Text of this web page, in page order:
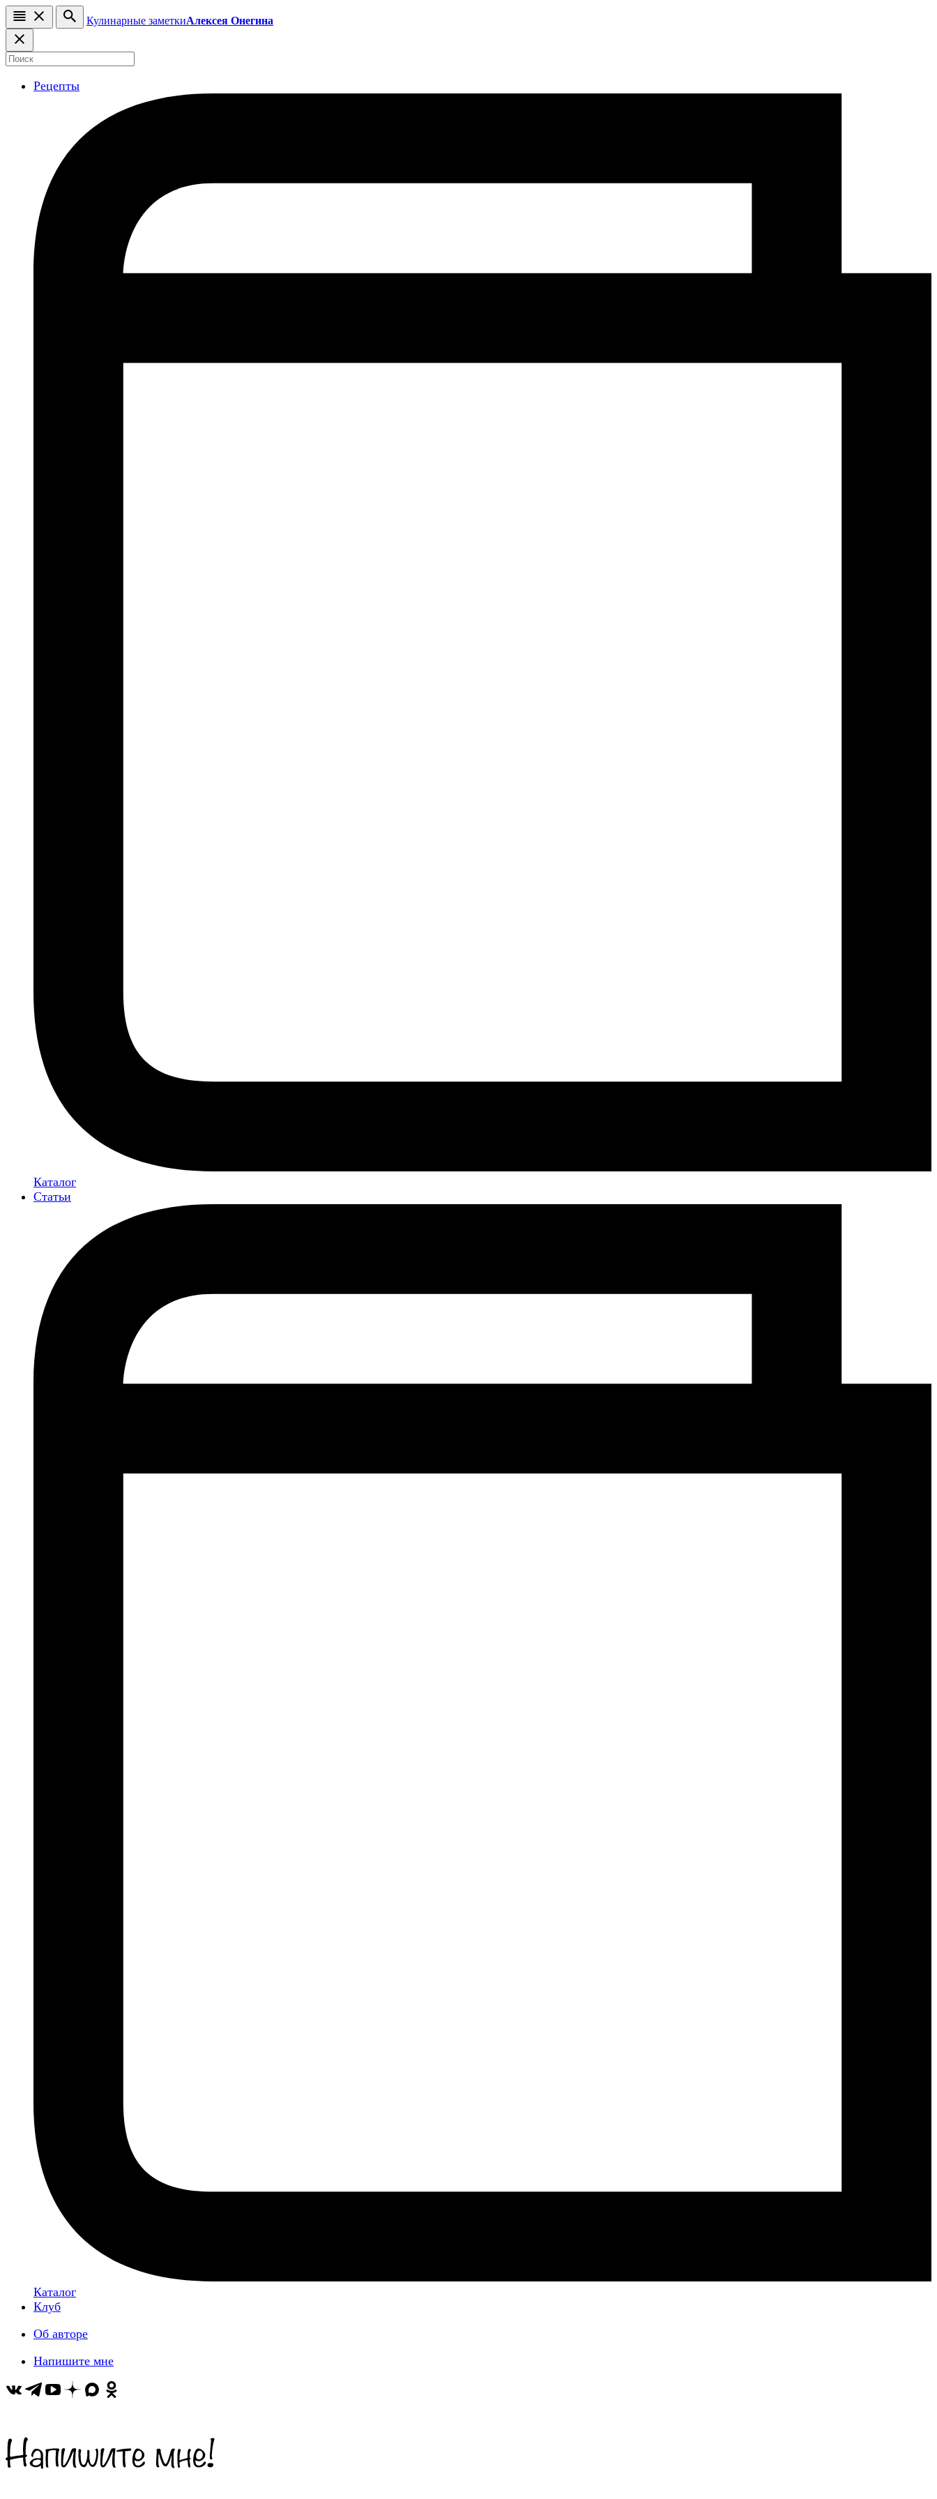
Кулинарные заметкиАлексея Онегина
Рецепты
Каталог
Статьи
Каталог
Клуб
Об авторе
Напишите мне